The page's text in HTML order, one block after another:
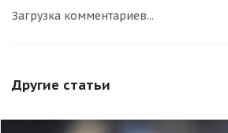
Загрузка комментариев...
Другие статьи